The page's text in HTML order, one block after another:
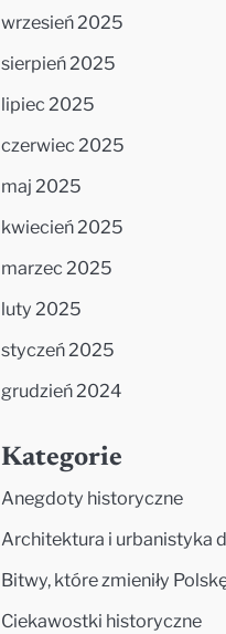
wrzesień 2025
sierpień 2025
lipiec 2025
czerwiec 2025
maj 2025
kwiecień 2025
marzec 2025
luty 2025
styczeń 2025
grudzień 2024
Kategorie
Anegdoty historyczne
Architektura i urbanistyka
Bitwy, które zmieniły
Ciekawostki historyczne